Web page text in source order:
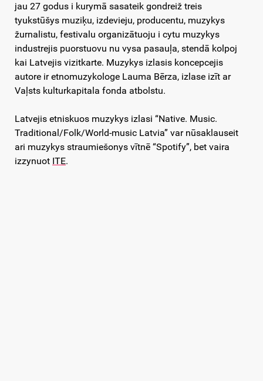
jau 27 godus i kurymā sasateik gondreiž treis
tyukstūšys muziķu, izdevieju, producentu, muzykys
žurnalistu, festivalu organizātuoju i cytu muzykys
industrejis puorstuovu nu vysa pasauļa, stendā kolpoj
kai Latvejis vizitkarte. Muzykys izlasis koncepcejis
autore ir etnomuzykologe Lauma Bērza, izlase izīt ar
Vaļsts kulturkapitala fonda atbolstu.
Latvejis etniskuos muzykys izlasi “Native. Music.
Traditional/Folk/World-music Latvia” var nūsaklauseit
ari muzykys straumiešonys vītnē “Spotify”, bet vaira
izzynuot ITE.